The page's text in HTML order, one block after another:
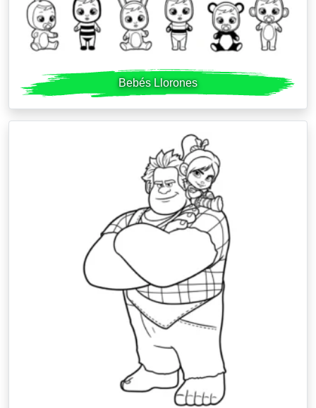
Bebés Llorones